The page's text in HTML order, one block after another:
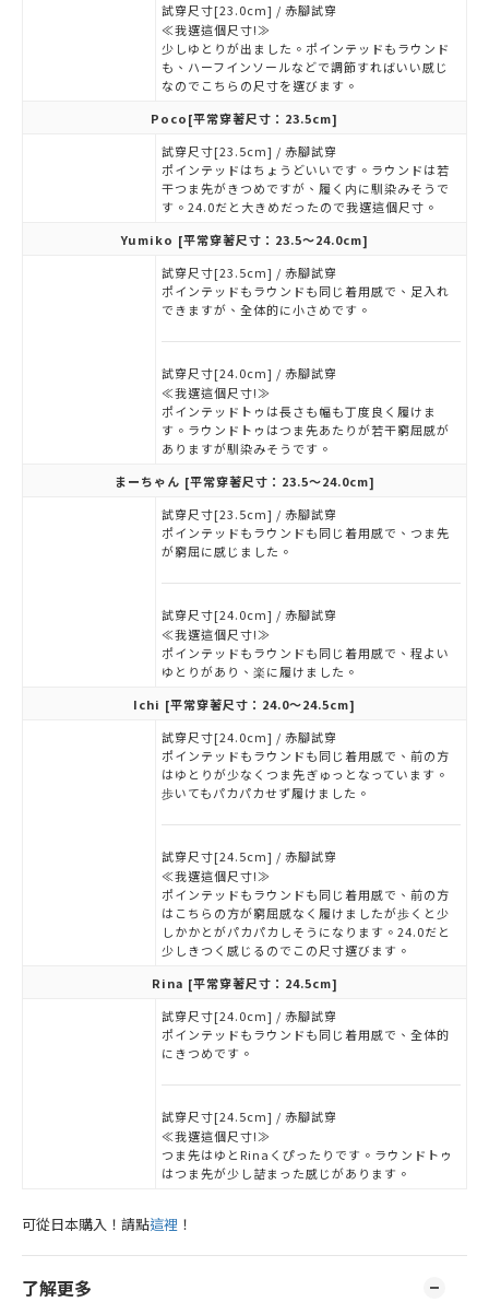
試穿尺寸[23.0cm] / 赤腳試穿
≪我選這個尺寸!≫
少しゆとりが出ました。ポインテッドもラウンド
も、ハーフインソールなどで調節すればいい感じ
なのでこちらの尺寸を選びます。
Poco[平常穿著尺寸：23.5cm]
試穿尺寸[23.5cm] / 赤腳試穿
ポインテッドはちょうどいいです。ラウンドは若
干つま先がきつめですが、履く内に馴染みそうで
す。24.0だと大きめだったので我選這個尺寸。
Yumiko [平常穿著尺寸：23.5～24.0cm]
試穿尺寸[23.5cm] / 赤腳試穿
ポインテッドもラウンドも同じ着用感で、足入れ
できますが、全体的に小さめです。
試穿尺寸[24.0cm] / 赤腳試穿
≪我選這個尺寸!≫
ポインテッドトゥは長さも幅も丁度良く履けま
す。ラウンドトゥはつま先あたりが若干窮屈感が
ありますが馴染みそうです。
まーちゃん [平常穿著尺寸：23.5～24.0cm]
試穿尺寸[23.5cm] / 赤腳試穿
ポインテッドもラウンドも同じ着用感で、つま先
が窮屈に感じました。
試穿尺寸[24.0cm] / 赤腳試穿
≪我選這個尺寸!≫
ポインテッドもラウンドも同じ着用感で、程よい
ゆとりがあり、楽に履けました。
Ichi [平常穿著尺寸：24.0～24.5cm]
試穿尺寸[24.0cm] / 赤腳試穿
ポインテッドもラウンドも同じ着用感で、前の方
はゆとりが少なくつま先ぎゅっとなっています。
歩いてもパカパカせず履けました。
試穿尺寸[24.5cm] / 赤腳試穿
≪我選這個尺寸!≫
ポインテッドもラウンドも同じ着用感で、前の方
はこちらの方が窮屈感なく履けましたが歩くと少
しかかとがパカパカしそうになります。24.0だと
少しきつく感じるのでこの尺寸選びます。
Rina [平常穿著尺寸：24.5cm]
試穿尺寸[24.0cm] / 赤腳試穿
ポインテッドもラウンドも同じ着用感で、全体的
にきつめです。
試穿尺寸[24.5cm] / 赤腳試穿
≪我選這個尺寸!≫
つま先はゆとRinaくぴったりです。ラウンドトゥ
はつま先が少し詰まった感じがあります。
可從日本購入！請點這裡 ！
了解更多